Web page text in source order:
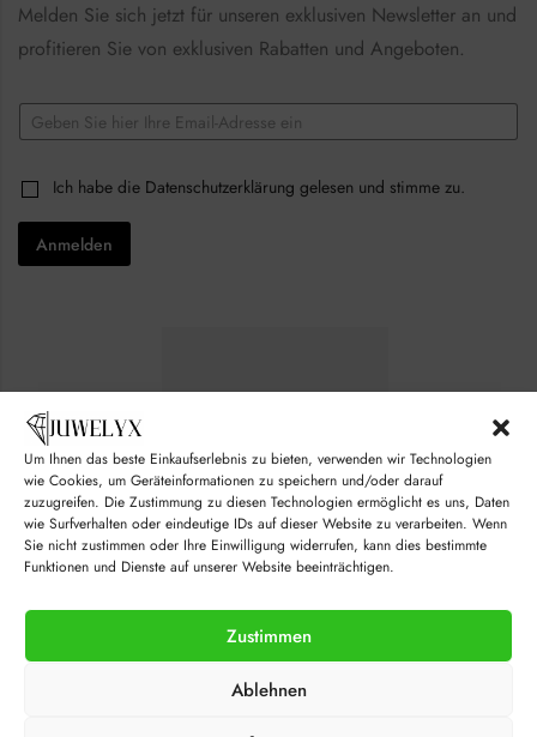
Um Ihnen das beste Einkaufserlebnis zu bieten, verwenden wir Technologien
wie Cookies, um Geräteinformationen zu speichern und/oder darauf
zuzugreifen. Die Zustimmung zu diesen Technologien ermöglicht es uns, Daten
wie Surfverhalten oder eindeutige IDs auf dieser Website zu verarbeiten. Wenn
Sie nicht zustimmen oder Ihre Einwilligung widerrufen, kann dies bestimmte
Funktionen und Dienste auf unserer Website beeinträchtigen.
Zustimmen
Ablehnen
Melden Sie sich jetzt für unseren exklusiven Newsletter an und
profitieren Sie von exklusiven Rabatten und Angeboten.
E
m
lE
a
l
b
e
s
C
h
e
k
*
Ich habe die Datenschutzerklärung gelesen und stimme zu.
Anmelden